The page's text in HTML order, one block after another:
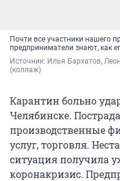
Почти все участники нашего
предприниматели знают, как
Источник: Илья Бархатов,
(коллаж)
Карантин больно
Челябинске.
производственные
услуг, торговля.
ситуация получила
коронакризис.